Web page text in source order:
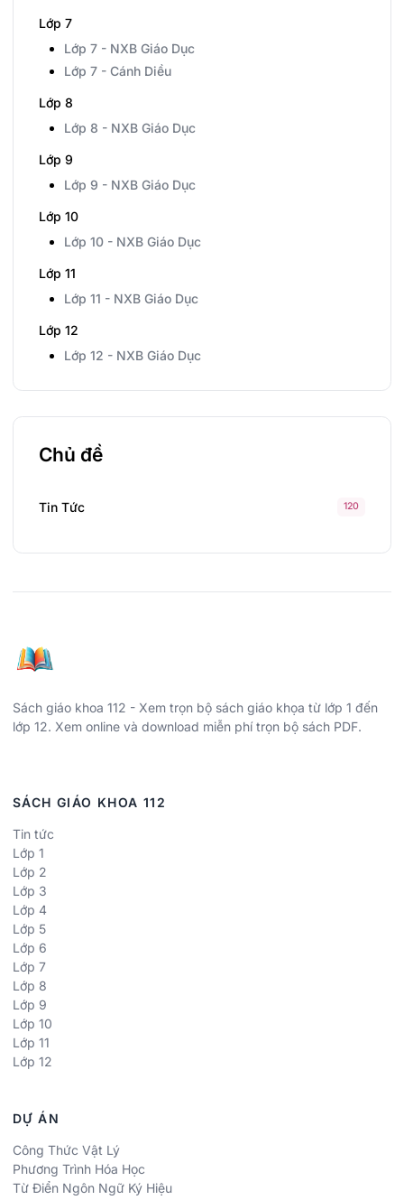
Lớp 7
Lớp 7 - NXB Giáo Dục
Lớp 7 - Cánh Diều
Lớp 8
Lớp 8 - NXB Giáo Dục
Lớp 9
Lớp 9 - NXB Giáo Dục
Lớp 10
Lớp 10 - NXB Giáo Dục
Lớp 11
Lớp 11 - NXB Giáo Dục
Lớp 12
Lớp 12 - NXB Giáo Dục
Chủ đề
Tin Tức 120
Sách giáo khoa 112 - Xem trọn bộ sách giáo khọa từ lớp 1 đến
lớp 12. Xem online và download miễn phí trọn bộ sách PDF.
SÁCH GIÁO KHOA 112
Tin tức
Lớp 1
Lớp 2
Lớp 3
Lớp 4
Lớp 5
Lớp 6
Lớp 7
Lớp 8
Lớp 9
Lớp 10
Lớp 11
Lớp 12
DỰ ÁN
Công Thức Vật Lý
Phương Trình Hóa Học
Từ Điển Ngôn Ngữ Ký Hiệu